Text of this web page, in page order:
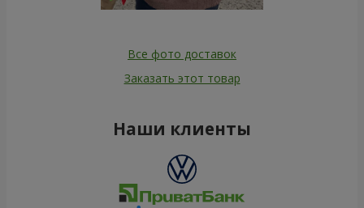
Все фото доставок
Заказать этот товар
Наши клиенты